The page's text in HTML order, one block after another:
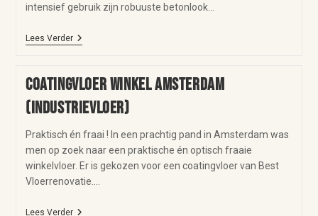
intensief gebruik zijn robuuste betonlook…
Lees Verder
Coatingvloer winkel Amsterdam
(industrievloer)
Praktisch én fraai ! In een prachtig pand in Amsterdam was
men op zoek naar een praktische én optisch fraaie
winkelvloer. Er is gekozen voor een coatingvloer van Best
Vloerrenovatie.…
Lees Verder